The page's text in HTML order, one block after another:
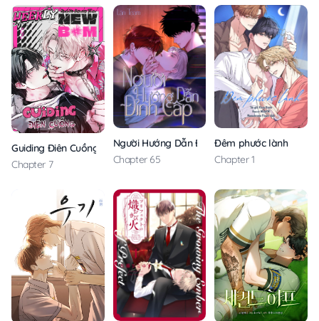
Guiding Điên Cuồng
Chapter 7
Người Hướng Dẫn Đỉnh Cấp
Chapter 65
Đêm phước lành
Chapter 1